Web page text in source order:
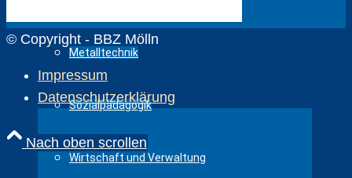
Metalltechnik
Sozialpädagogik
Wirtschaft und Verwaltung
© Copyright - BBZ Mölln
Impressum
Datenschutzerklärung
Nach oben scrollen